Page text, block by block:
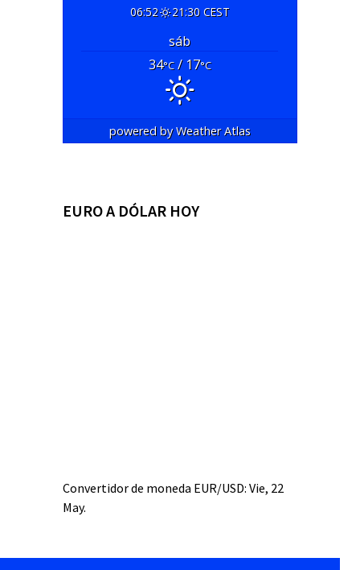
06:52 21:30 CEST
sáb
34°C/ 17°C
powered byWeather Atlas
EURO A DÓLAR HOY
Convertidor de moneda EUR/USD: Vie, 22
May.